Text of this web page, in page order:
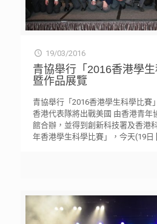
19/03/2016
青協舉行「2016香港學
暨作品展覽
青協舉行「2016香港學生科學比賽
香港代表隊將出戰美國 由香港青年
館合辦，並得到創新科技署及香港
年香港學生科學比賽」，今天(19日